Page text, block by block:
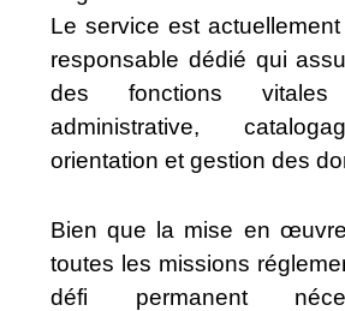
Le service est
responsable dédié qui
des fonctions
administrative,
orientation et gestion des
Bien que la mise en
toutes les missions
défi permanent